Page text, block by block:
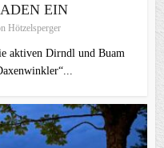
EIN
Hötzelsperger
aktiven Dirndl und Buam